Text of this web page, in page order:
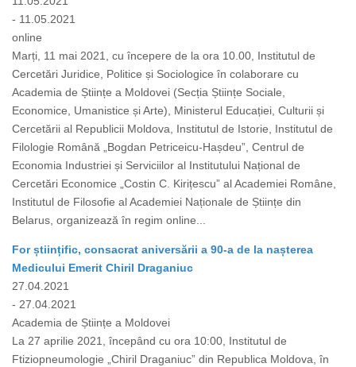
- 11.05.2021
online
Marți, 11 mai 2021, cu începere de la ora 10.00, Institutul de
Cercetări Juridice, Politice și Sociologice în colaborare cu
Academia de Științe a Moldovei (Secția Științe Sociale,
Economice, Umanistice și Arte), Ministerul Educației, Culturii și
Cercetării al Republicii Moldova, Institutul de Istorie, Institutul de
Filologie Română „Bogdan Petriceicu-Hașdeu”, Centrul de
Economia Industriei și Serviciilor al Institutului Național de
Cercetări Economice „Costin C. Kirițescu” al Academiei Române,
Institutul de Filosofie al Academiei Naționale de Științe din
Belarus, organizează în regim online...
For științific, consacrat aniversării a 90-a de la nașterea
Medicului Emerit Chiril Draganiuc
27.04.2021
- 27.04.2021
Academia de Științe a Moldovei
La 27 aprilie 2021, începând cu ora 10:00, Institutul de
Ftiziopneumologie „Chiril Draganiuc” din Republica Moldova, în